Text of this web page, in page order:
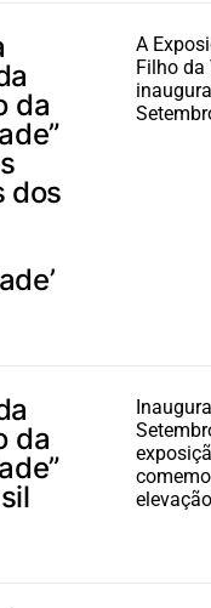
da
dos
A
Filho da
da